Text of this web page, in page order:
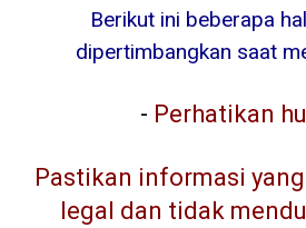
Berikut ini beberapa
dipertimbangkan saat
- Perhatikan
Pastikan informasi
legal dan tidak